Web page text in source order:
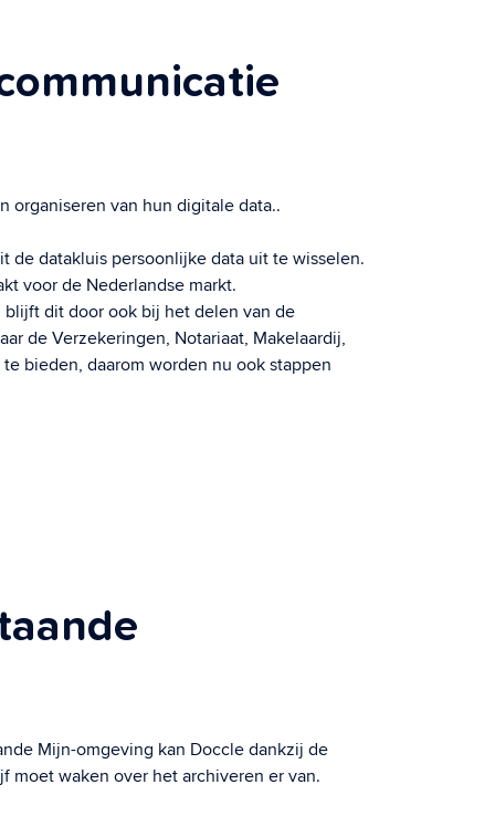
organiseren van hun digitale data..
de datakluis persoonlijke data uit te wisselen.
voor de Nederlandse markt.
dit door ook bij het delen van de
de Verzekeringen, Notariaat, Makelaardij,
bieden, daarom worden nu ook stappen
Mijn-omgeving kan Doccle dankzij de
waken over het archiveren er van.